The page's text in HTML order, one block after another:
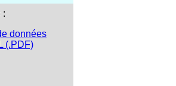
:
données
(.PDF)